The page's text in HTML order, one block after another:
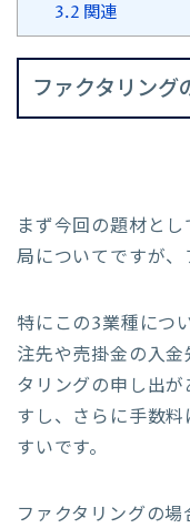
3.2 関連
ファクタリング
まず今回の題材と
局についてですが、
特にこの3業種につ
注先や売掛金の入
タリングの申し出
すし、さらに手数
すいです。
ファクタリングの